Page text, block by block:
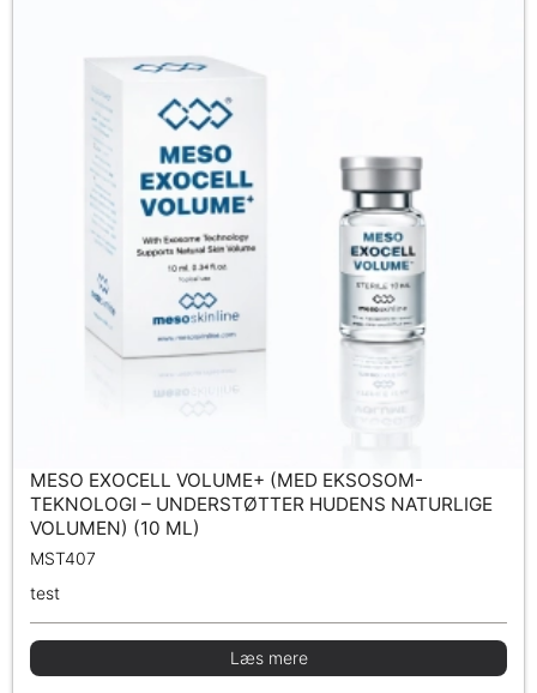
MESO EXOCELL VOLUME+ (MED EKSOSOM-
TEKNOLOGI – UNDERSTØTTER HUDENS NATURLIGE
VOLUMEN) (10 ML)
MST407
test
Læs mere